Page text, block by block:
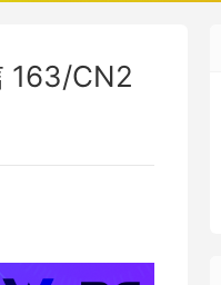
163/CN2